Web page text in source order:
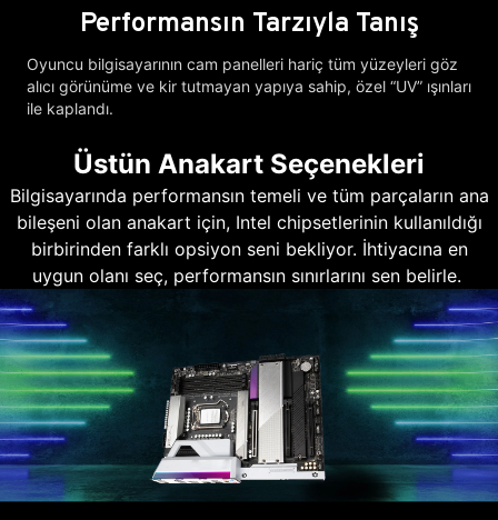
Performansın Tarzıyla Tanış
Oyuncu bilgisayarının cam panelleri hariç tüm yüzeyleri göz
alıcı görünüme ve kir tutmayan yapıya sahip, özel “UV” ışınları
ile kaplandı.
Üstün Anakart Seçenekleri
Bilgisayarında performansın temeli ve tüm parçaların ana
bileşeni olan anakart için, Intel chipsetlerinin kullanıldığı
birbirinden farklı opsiyon seni bekliyor. İhtiyacına en
uygun olanı seç, performansın sınırlarını sen belirle.